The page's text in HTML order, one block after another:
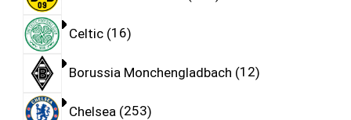
Celtic 16
Borussia Monchengladbach 12
Chelsea 253